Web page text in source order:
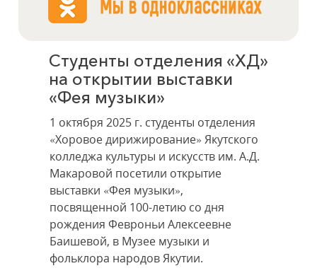
Студенты отделения «ХД»
на открытии выставки
«Фея музыки»
1 октября 2025 г. студенты отделения
«Хоровое дирижирование» Якутского
колледжа культуры и искусств им. А.Д.
Макаровой посетили открытие
выставки «Фея музыки»,
посвященной 100-летию со дня
рождения Февроньи Алексеевне
Баишевой, в Музее музыки и
фольклора народов Якутии.